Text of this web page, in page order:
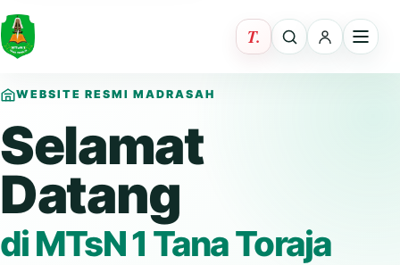
WEBSITE RESMI MADRASAH
Selamat
Datang
di MTsN 1 Tana Toraja